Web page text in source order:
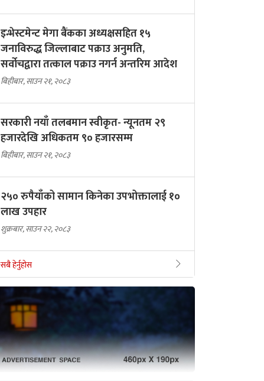
इन्भेस्टमेन्ट मेगा बैंकका अध्यक्षसहित १५
जनाविरुद्ध जिल्लाबाट पक्राउ अनुमति,
सर्वोचद्वारा तत्काल पक्राउ नगर्न अन्तरिम आदेश
बिहीबार, साउन २१, २०८३
सरकारी नयाँ तलबमान स्वीकृत- न्यूनतम २९
हजारदेखि अधिकतम ९० हजारसम्म
बिहीबार, साउन २१, २०८३
२५० रुपैयाँको सामान किनेका उपभोक्तालाई १०
लाख उपहार
शुक्रबार, साउन २२, २०८३
सबै हेर्नुहोस